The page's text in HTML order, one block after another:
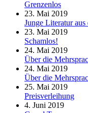
Grenzenlos
23. Mai 2019
Junge Literatur
23. Mai 2019
Schamlos!
24. Mai 2019
Über die
24. Mai 2019
Über die
25. Mai 2019
Preisverleihung
4. Juni 2019